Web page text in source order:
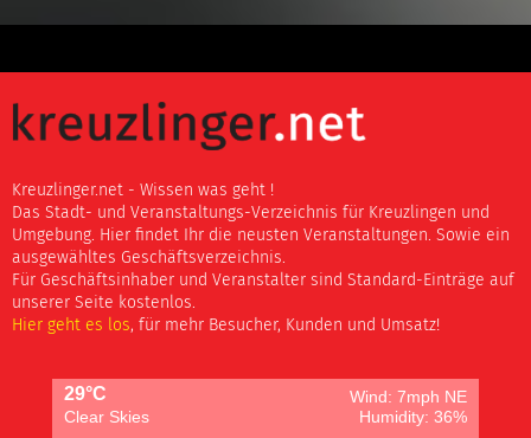
Kreuzlinger.net - Wissen was geht !
Das Stadt- und Veranstaltungs-Verzeichnis für Kreuzlingen und
Umgebung. Hier findet Ihr die neusten Veranstaltungen. Sowie ein
ausgewähltes Geschäftsverzeichnis.
Für Geschäftsinhaber und Veranstalter sind Standard-Einträge auf
unserer Seite kostenlos.
Hier geht es los, für mehr Besucher, Kunden und Umsatz!
29°C
Wind: 7mph NE
Clear Skies
Humidity: 36%